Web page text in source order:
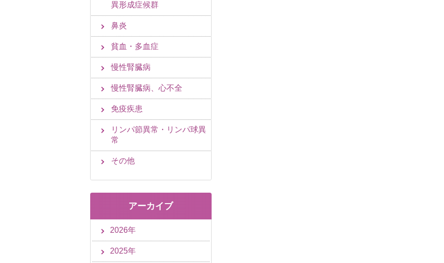
異形成症候群
鼻炎
貧血・多血症
慢性腎臓病
慢性腎臓病、心不全
免疫疾患
リンパ節異常・リンパ球異
常
その他
アーカイブ
2026年
2025年